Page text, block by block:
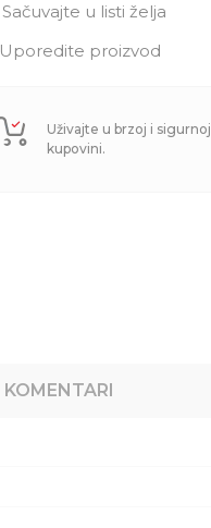
Sačuvajte u listi želja
Uporedite proizvod
Uživajte u brzoj i sigurnoj
kupovini.
KOMENTARI